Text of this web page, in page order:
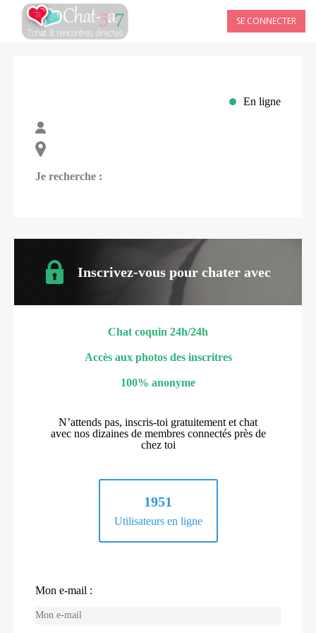
SE CONNECTER
En ligne
Je recherche :
Inscrivez-vous pour chater avec
Chat coquin 24h/24h
Accès aux photos des inscritres
100% anonyme
N’attends pas, inscris-toi gratuitement et chat
avec nos dizaines de membres connectés près de
chez toi
1951
Utilisateurs en ligne
Mon e-mail :